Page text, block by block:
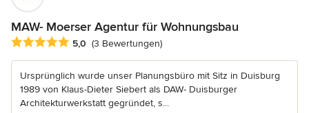
MAW- Moerser Agentur für Wohnungsbau
Durchschnittliche Bewertung: 5 von 5 Sternen
5,0 (3 Bewertungen)
Ursprünglich wurde unser Planungsbüro mit Sitz in Duisburg
1989 von Klaus-Dieter Siebert als DAW- Duisburger
Architekturwerkstatt gegründet, s...